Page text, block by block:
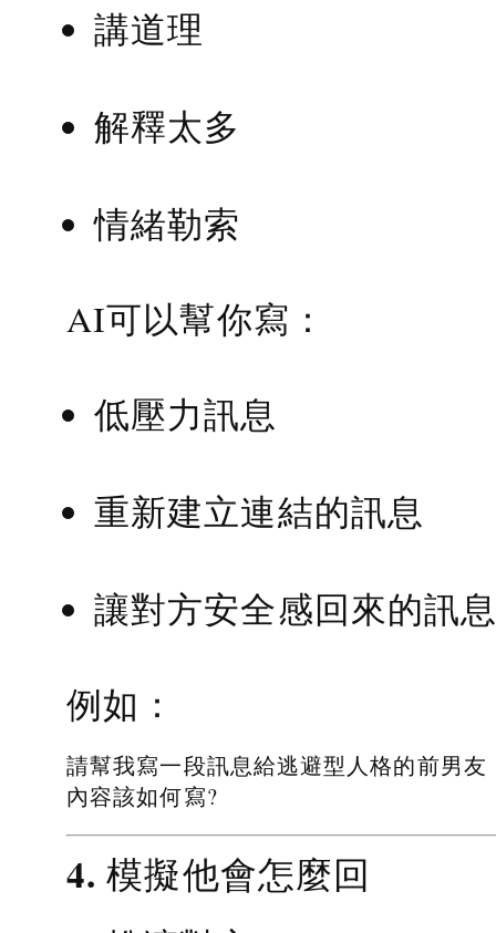
講道理
解釋太多
情緒勒索
AI可以幫你寫：
低壓力訊息
重新建立連結的訊息
讓對方安全感回來的訊
例如：
請幫我寫一段訊息給逃避型人格的前男友
內容該如何寫?
4. 模擬他會怎麼回